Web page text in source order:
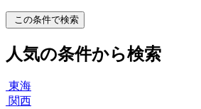
この条件で検索
人気の条件から検索
東海
関西